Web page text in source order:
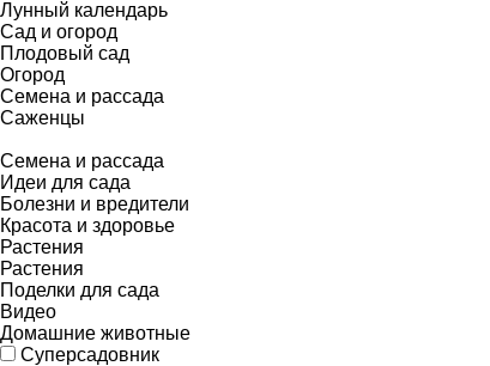
Лунный календарь
Сад и огород
Плодовый сад
Огород
Семена и рассада
Саженцы
Семена и рассада
Идеи для сада
Болезни и вредители
Красота и здоровье
Растения
Растения
Поделки для сада
Видео
Домашние животные
Суперсадовник